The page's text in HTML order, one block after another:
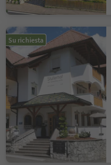
Su richiesta